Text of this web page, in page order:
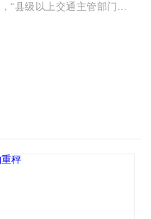
“县级以上交通主管部门或
给予赔（补）偿（第22